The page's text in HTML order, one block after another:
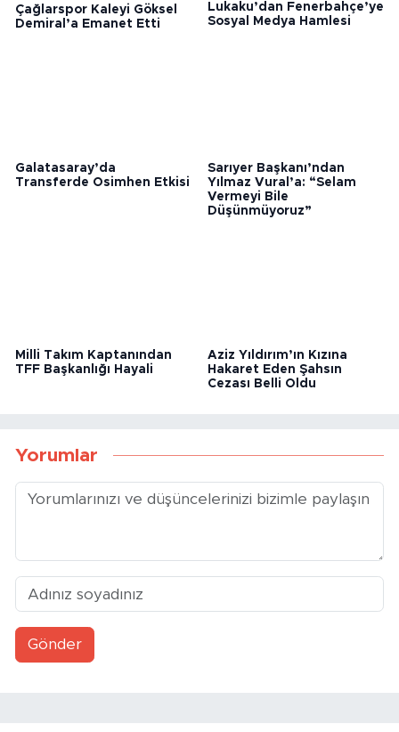
Çağlarspor Kaleyi Göksel
Demiral’a Emanet Etti
Lukaku’dan Fenerbahçe’ye
Sosyal Medya Hamlesi
Galatasaray’da
Transferde Osimhen Etkisi
Sarıyer Başkanı’ndan
Yılmaz Vural’a: “Selam
Vermeyi Bile
Düşünmüyoruz”
Milli Takım Kaptanından
TFF Başkanlığı Hayali
Aziz Yıldırım’ın Kızına
Hakaret Eden Şahsın
Cezası Belli Oldu
Yorumlar
Gönder